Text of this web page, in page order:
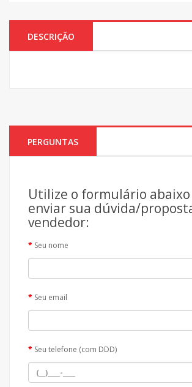
DESCRIÇÃO
PERGUNTAS
Utilize o formulário
enviar sua dúvida/
vendedor:
Seu nome
Seu email
Seu telefone (com DDD)